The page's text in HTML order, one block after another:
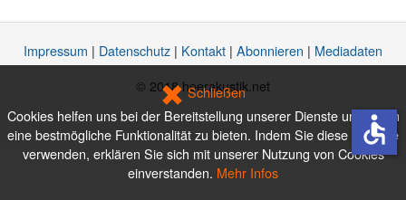
Impressum | Datenschutz | Kontakt | Abonnieren | Mediadaten
© 2018 hoerakustik.net
Schließen
Cookies helfen uns bei der Bereitstellung unserer Dienste und Ihnen
eine bestmögliche Funktionalität zu bieten. Indem Sie diese Website
verwenden, erklären Sie sich mit unserer Nutzung von Cookies
einverstanden. Mehr Infos
accessible